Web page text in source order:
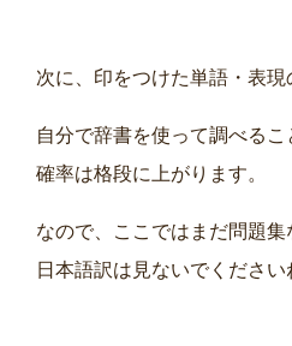
次に、印をつけた単語・表現
自分で辞書を使って調べる
確率は格段に上がります。
なので、ここではまだ問題
日本語訳は見ないでください